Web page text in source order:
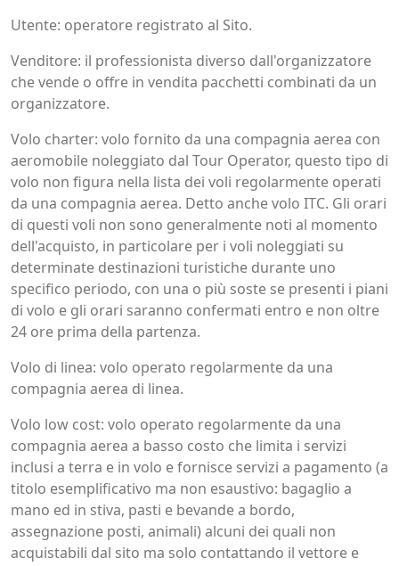
Utente: operatore registrato al Sito.
Venditore: il professionista diverso dall'organizzatore
che vende o offre in vendita pacchetti combinati da un
organizzatore.
Volo charter: volo fornito da una compagnia aerea con
aeromobile noleggiato dal Tour Operator, questo tipo di
volo non figura nella lista dei voli regolarmente operati
da una compagnia aerea. Detto anche volo ITC. Gli orari
di questi voli non sono generalmente noti al momento
dell'acquisto, in particolare per i voli noleggiati su
determinate destinazioni turistiche durante uno
specifico periodo, con una o più soste se presenti i piani
di volo e gli orari saranno confermati entro e non oltre
24 ore prima della partenza.
Volo di linea: volo operato regolarmente da una
compagnia aerea di linea.
Volo low cost: volo operato regolarmente da una
compagnia aerea a basso costo che limita i servizi
inclusi a terra e in volo e fornisce servizi a pagamento (a
titolo esemplificativo ma non esaustivo: bagaglio a
mano ed in stiva, pasti e bevande a bordo,
assegnazione posti, animali) alcuni dei quali non
acquistabili dal sito ma solo contattando il vettore e